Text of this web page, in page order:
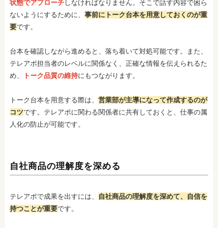
状態でアプローチしなければなりません。そこで話す内容で困ら
ないようにするために、 事前にトーク台本を用意しておくのが重
要です。
台本を確認しながら進めると、落ち着いて対処可能です。また、
テレアポ担当者のレベルに関係なく、正確な情報を伝えられるた
め、
トーク品質の維持にもつながります。
トーク台本を用意する際は、 営業部が主導になって作成するのが
コツです。テレアポに関わる関係者に共有しておくと、仕事の属
人化の防止が可能です。
自社商品の理解度を深める
テレアポで成果を出すには、
自社商品の理解度を深めて、自信を
持つことが重要です。